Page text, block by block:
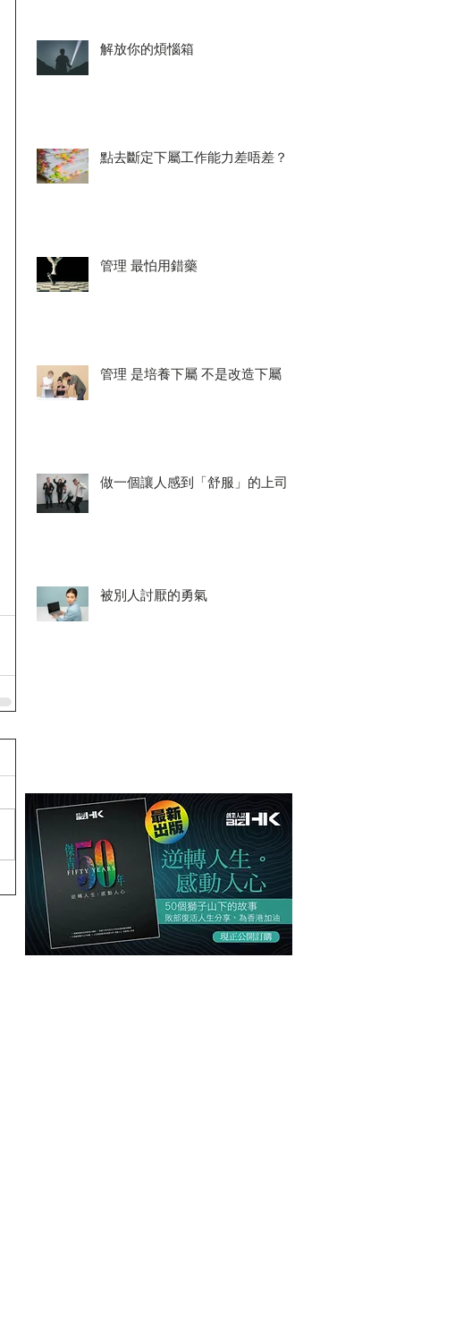
解放你的煩惱箱
點去斷定下屬工作能力差唔差？
管理 最怕用錯藥
管理 是培養下屬 不是改造下屬
做一個讓人感到「舒服」的上司
被別人討厭的勇氣